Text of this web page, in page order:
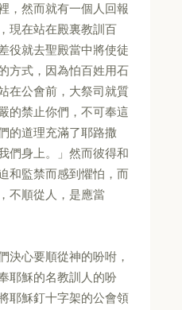
，然而就有一個人回報
現在站在殿裏教訓百
役就去聖殿當中將使徒
方式，因為怕百姓用石
在公會前，大祭司就質
的禁止你們，不可奉這
的道理充滿了耶路撒
們身上。」然而彼得和
和監禁而感到懼怕，而
不順從人，是應當
決心要順從神的吩咐，
耶穌的名教訓人的吩
耶穌釘十字架的公會領